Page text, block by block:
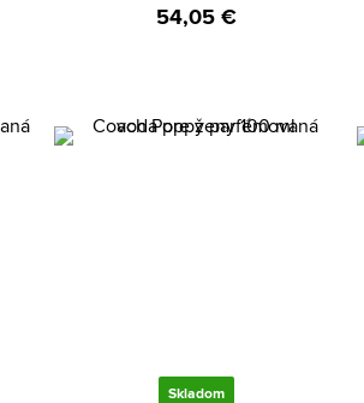
54,05 €
Skladom